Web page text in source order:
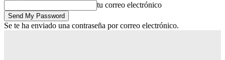
tu correo electrónico
Se te ha enviado una contraseña por correo electrónico.